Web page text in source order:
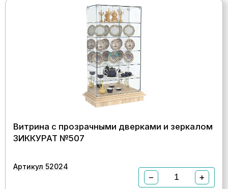
Витрина с прозрачными дверками и зеркалом
ЗИККУРАТ №507
Артикул 52024
− +